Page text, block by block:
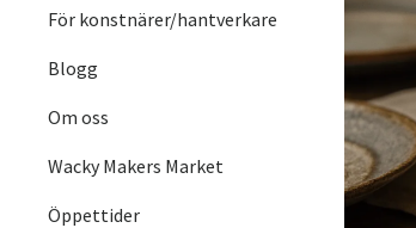
För konstnärer/hantverkare
Blogg
Om oss
Wacky Makers Market
Öppettider